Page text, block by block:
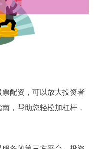
配资，可以放大投资者
，帮助您轻松加杠杆，